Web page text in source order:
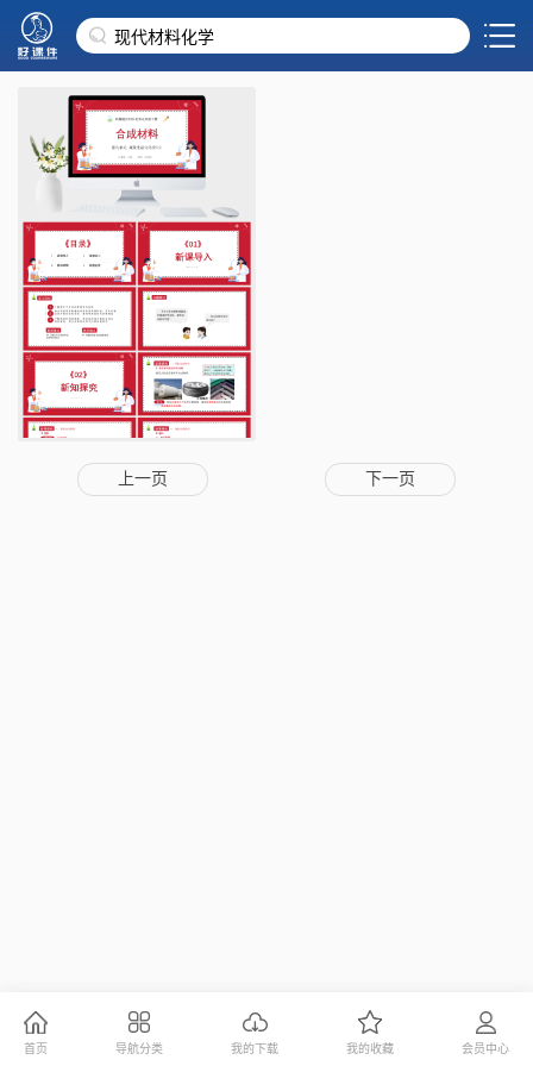
上一页 下一页
首页 导航分类 我的下载 我的收藏 会员中心